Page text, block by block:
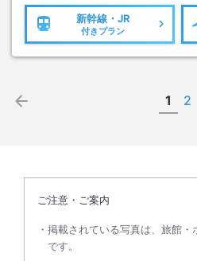
新幹線・JR
付きプラン
1 2
ご注意・ご案内
掲載されている写真は、旅館・
です。